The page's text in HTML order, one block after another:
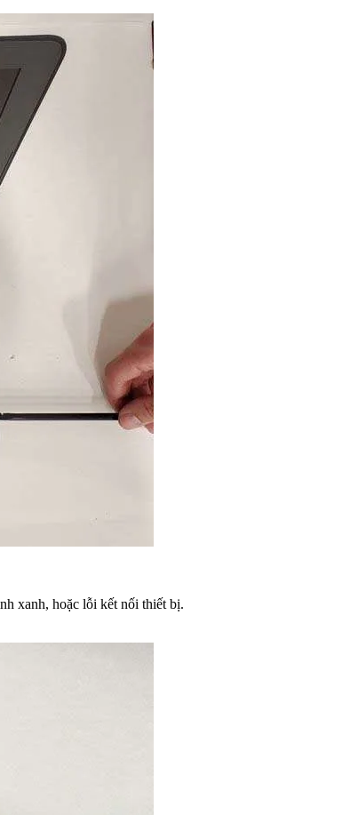
xanh, hoặc lỗi kết nối thiết bị.